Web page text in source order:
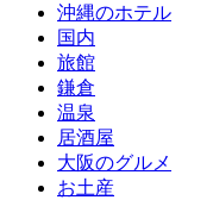
沖縄のホテル
国内
旅館
鎌倉
温泉
居酒屋
大阪のグルメ
お土産